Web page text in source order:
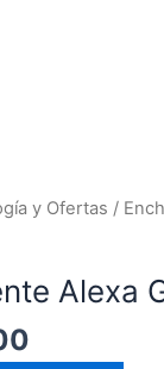
y Ofertas /
Alexa